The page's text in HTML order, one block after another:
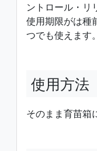
ントロール・リ
使用期限がは種
つでも使えます。
使用方法
そのまま育苗箱